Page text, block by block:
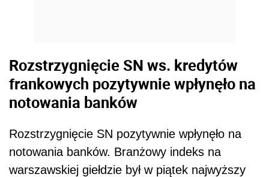
Rozstrzygnięcie SN ws. kredytów
frankowych pozytywnie wpłynęło na
notowania banków
Rozstrzygnięcie SN pozytywnie wpłynęło na
notowania banków. Branżowy indeks na
warszawskiej giełdzie był w piątek najwyższy